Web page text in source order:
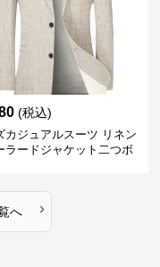
(税込)
カジュアルスーツ リネン
ラードジャケット二つボ
へ ›